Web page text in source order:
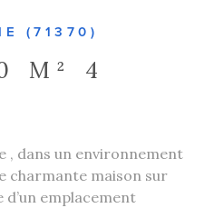
(71370)
M² 4
, dans un environnement
charmante maison sur
emplacement